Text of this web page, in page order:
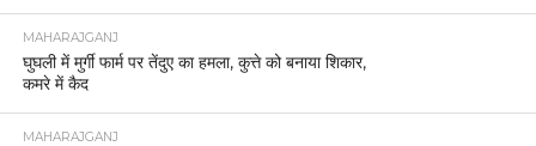
MAHARAJGANJ
घुघली में मुर्गी फार्म पर तेंदुए का हमला, कुत्ते को बनाया शिकार,
कमरे में कैद
MAHARAJGANJ